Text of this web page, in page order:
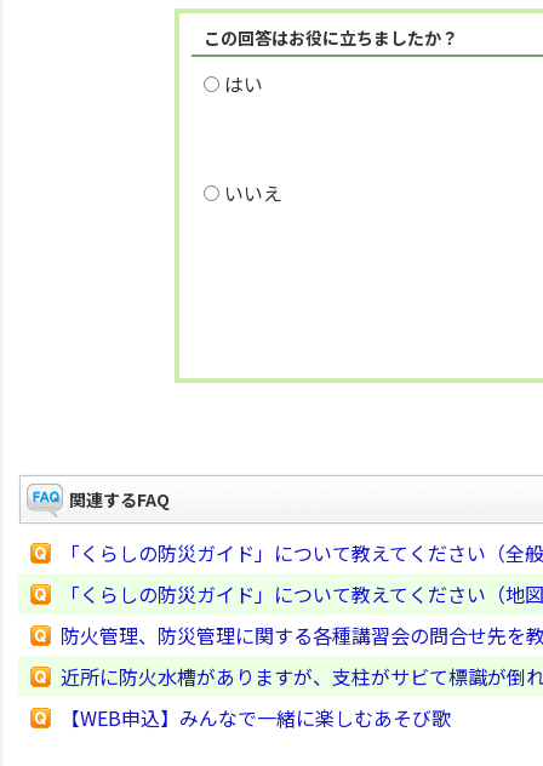
この回答はお役に立ちましたか？
はい
いいえ
関連するFAQ
「くらしの防災ガイド」について教えてください（全
「くらしの防災ガイド」について教えてください（地
防火管理、防災管理に関する各種講習会の問合せ先を
近所に防火水槽がありますが、支柱がサビて標識が倒
【WEB申込】みんなで一緒に楽しむあそび歌